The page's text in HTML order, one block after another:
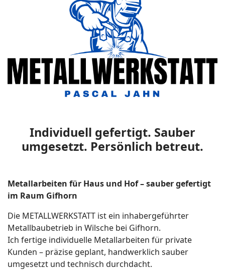
Individuell gefertigt. Sauber
umgesetzt. Persönlich betreut.
Metallarbeiten für Haus und Hof – sauber gefertigt
im Raum Gifhorn
Die METALLWERKSTATT ist ein inhabergeführter
Metallbaubetrieb in Wilsche bei Gifhorn.
Ich fertige individuelle Metallarbeiten für private
Kunden – präzise geplant, handwerklich sauber
umgesetzt und technisch durchdacht.